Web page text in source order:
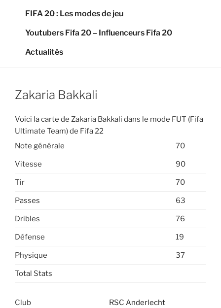
FIFA 20 : Les modes de jeu
Youtubers Fifa 20 – Influenceurs Fifa 20
Actualités
Zakaria Bakkali
Voici la carte de Zakaria Bakkali dans le mode FUT (Fifa
Ultimate Team) de Fifa 22
Note générale
70
Vitesse 90
Tir 70
Passes 63
Dribles 76
Défense 19
Physique 37
Total Stats
Club RSC Anderlecht